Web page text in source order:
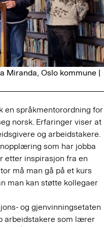
Miranda, Oslo kommune |
en språkmentorordning for
norsk. Erfaringer viser at
og arbeidstakere.
som har jobba
etter inspirasjon fra en
må man gå på et kurs
man kan støtte kollegaer
og gjenvinningsetaten
arbeidstakere som lærer